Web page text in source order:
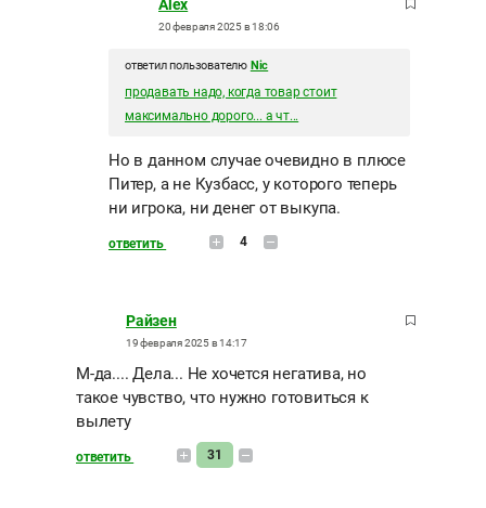
Alex
20 февраля 2025 в 18:06
ответил пользователю Nic
продавать надо, когда товар стоит
максимально дорого... а чт...
Но в данном случае очевидно в плюсе
Питер, а не Кузбасс, у которого теперь
ни игрока, ни денег от выкупа.
ответить 4
Райзен
19 февраля 2025 в 14:17
М-да.... Дела... Не хочется негатива, но
такое чувство, что нужно готовиться к
вылету
ответить 31